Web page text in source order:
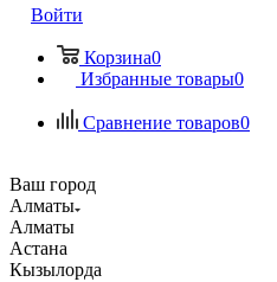
Войти
Корзина0
Избранные товары0
Сравнение товаров0
Ваш город
Алматы
Алматы
Астана
Кызылорда